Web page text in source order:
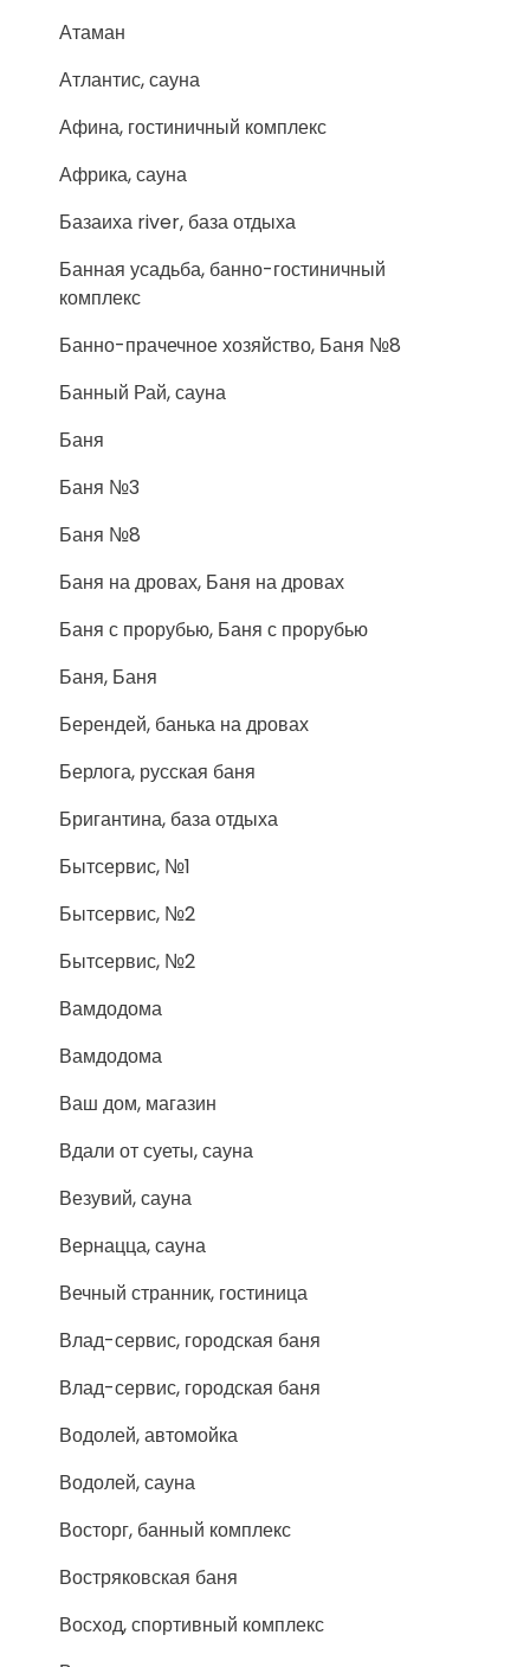
Атаман
Атлантис, сауна
Афина, гостиничный комплекс
Африка, сауна
Базаиха river, база отдыха
Банная усадьба, банно-гостиничный
комплекс
Банно-прачечное хозяйство, Баня №8
Банный Рай, сауна
Баня
Баня №3
Баня №8
Баня на дровах, Баня на дровах
Баня с прорубью, Баня с прорубью
Баня, Баня
Берендей, банька на дровах
Берлога, русская баня
Бригантина, база отдыха
Бытсервис, №1
Бытсервис, №2
Бытсервис, №2
Вамдодома
Вамдодома
Ваш дом, магазин
Вдали от суеты, сауна
Везувий, сауна
Вернацца, сауна
Вечный странник, гостиница
Влад-сервис, городская баня
Влад-сервис, городская баня
Водолей, автомойка
Водолей, сауна
Восторг, банный комплекс
Востряковская баня
Восход, спортивный комплекс